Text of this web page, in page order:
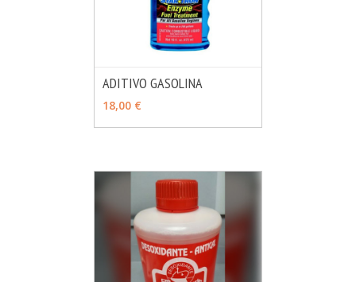
ADITIVO GASOLINA
18,00 €